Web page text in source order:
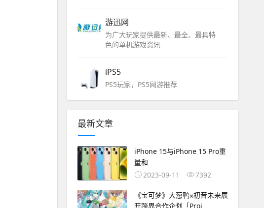
游迅网
为广大玩家提供最新、最全、最具特
色的单机游戏资讯
iPS5
PS5玩家，PS5网游推荐
最新文章
iPhone 15与iPhone 15 Pro重
量和
2023-09-11
7392
《宝可梦》大葱鸭⨉初音未来展
开跨界合作企划「Proj